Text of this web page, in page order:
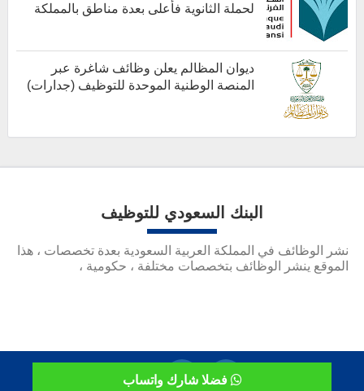
فضلا شارك واتساب
أخبار هامة
لحملة الثانوية فأعلى بعدة مناطق بالمملكة
ديوان المظالم يعلن وظائف شاغرة عبر
المنصة الوطنية الموحدة للتوظيف (جدارات)
البنك السعودي للتوظيف
نشر الوظائف في المملكة العربية السعودية بعدة تخصصات ، هذا
الموقع ينشر الوظائف بتخصصات مختلفة ، حكومية ،